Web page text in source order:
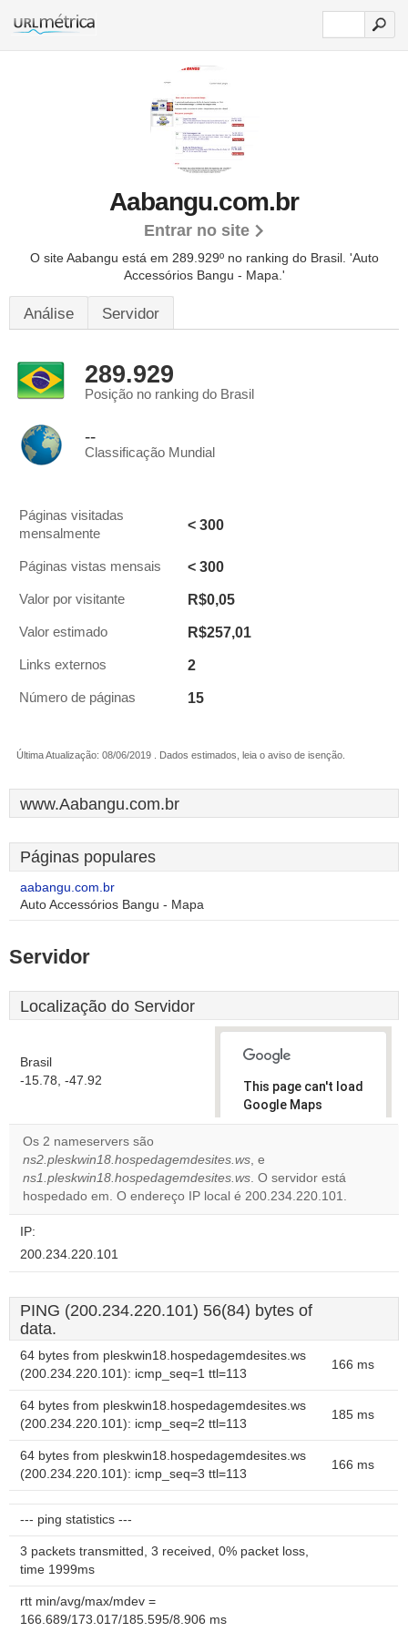
Aabangu.com.br
Entrar no site
O site Aabangu está em 289.929º no ranking do Brasil. 'Auto
Accessórios Bangu - Mapa.'
Análise Servidor
289.929
Posição no ranking do Brasil
--
Classificação Mundial
Páginas visitadas
mensalmente
< 300
Páginas vistas mensais < 300
Valor por visitante R$0,05
Valor estimado R$257,01
Links externos 2
Número de páginas 15
Última Atualização: 08/06/2019 . Dados estimados, leia o aviso de isenção.
www.Aabangu.com.br
Páginas populares
aabangu.com.br
Auto Accessórios Bangu - Mapa
Servidor
Localização do Servidor
Brasil
-15.78, -47.92
This page can't load
Google Maps
correctly.
Do you
own this
website?
Os 2 nameservers são
ns2.pleskwin18.hospedagemdesites.ws, e
ns1.pleskwin18.hospedagemdesites.ws. O servidor está
hospedado em. O endereço IP local é 200.234.220.101.
IP:
200.234.220.101
PING (200.234.220.101) 56(84) bytes of
data.
64 bytes from pleskwin18.hospedagemdesites.ws
(200.234.220.101): icmp_seq=1 ttl=113
166 ms
64 bytes from pleskwin18.hospedagemdesites.ws
(200.234.220.101): icmp_seq=2 ttl=113
185 ms
64 bytes from pleskwin18.hospedagemdesites.ws
(200.234.220.101): icmp_seq=3 ttl=113
166 ms
--- ping statistics ---
3 packets transmitted, 3 received, 0% packet loss,
time 1999ms
rtt min/avg/max/mdev =
166.689/173.017/185.595/8.906 ms